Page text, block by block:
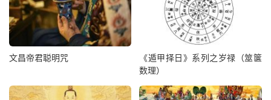
火铃玉光童子张道明，
火铃瑞光童子张道升，
文昌帝君聪明咒
《遁甲择日》系列之岁禄（筮箧
数理）